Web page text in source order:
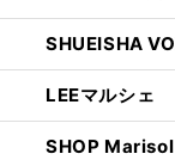
SHUEISHA
LEEマルシェ
SHOP Marisol